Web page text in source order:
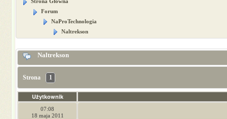
Strona Główna
Forum
NaProTechnologia
Naltrekson
Naltrekson
Strona 1
Użytkownik
07:08
18 maja 2011